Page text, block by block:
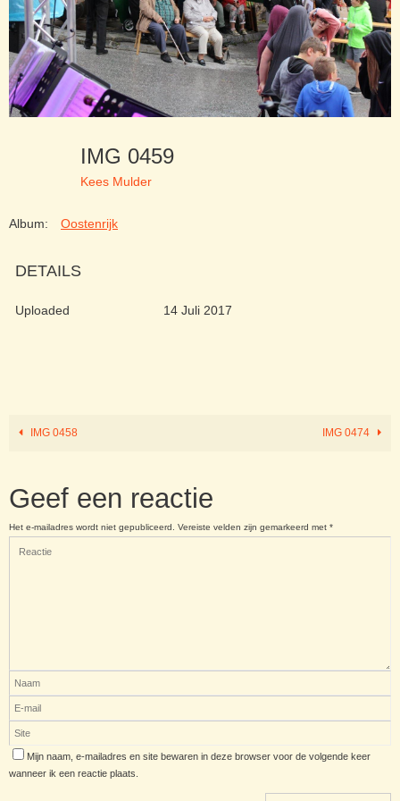
IMG 0459
Kees Mulder
Album: Oostenrijk
DETAILS
Uploaded 14 Juli 2017
IMG 0458 IMG 0474
Geef een reactie
Het e-mailadres wordt niet gepubliceerd. Vereiste velden zijn gemarkeerd met *
Mijn naam, e-mailadres en site bewaren in deze browser voor de volgende keer
wanneer ik een reactie plaats.